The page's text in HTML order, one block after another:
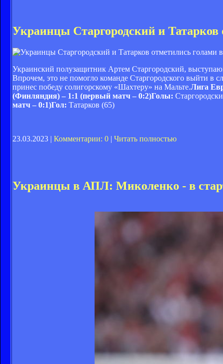
Украинцы Старгородский и
Украинский полузащитник Артем Старгородский,
Впрочем, это не помогло команде Старгородского выйти
принес победу солигорскому «Шахтеру» на Мальте.Лига
(Финляндия) – 1:1 (первый матч – 0:2)Голы:
матч – 0:1)Гол: Татарков (65)
23.03.2023 | Комментарии: 0 | Читать полностью
Украинцы в АПЛ: Миколенко - в